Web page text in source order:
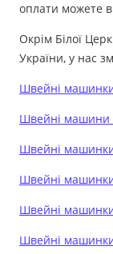
оплати можете
Окрім Білої
України, у нас
Швейні
Швейні машини
Швейні
Швейні
Швейні
Швейні